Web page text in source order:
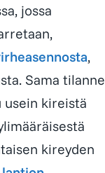
jossa
,
Sama tilanne
usein kireistä
kireyden